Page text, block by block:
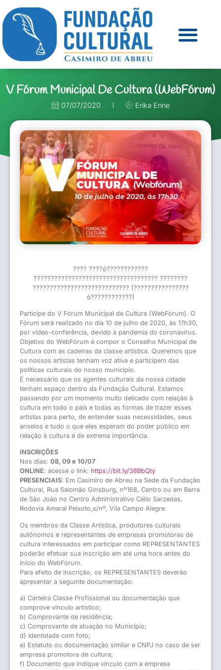
V Fórum Municipal De Cultura (WebFórum)
07/07/2020 Erika Enne
???? ????ó????????????
???????????????????????????????????? ????????
???????????????????????????? (????????????????
ó????????????)
Participe do V Fórum Municipal de Cultura (WebFórum). O
Fórum será realizado no dia 10 de julho de 2020, às 17h30,
por vídeo-conferência, devido à pandemia do coronavírus.
Objetivo do WebFórum é compor o Conselho Municipal de
Cultura com as cadeiras da classe artística. Queremos que
os nossos artistas tenham voz ativa e participem das
políticas culturais do nosso município.
É necessário que os agentes culturais da nossa cidade
tenham espaço dentro da Fundação Cultural. Estamos
passando por um momento muito delicado com relação à
cultura em todo o país e todas as formas de trazer esses
artistas para perto, de entender suas necessidades, seus
anseios e tudo o que eles esperam do poder público em
relação à cultura é de extrema importância.
INSCRIÇÕES
Nos dias: 08, 09 e 10/07
ONLINE: acesse o link: https://bit.ly/38BbQty
PRESENCIAIS: Em Casimiro de Abreu na Sede da Fundação
Cultural, Rua Salomão Ginsburg, nº168, Centro ou em Barra
de São João no Centro Administrativo Célio Sarzedas,
Rodovia Amaral Peixoto,s/nº, Vila Campo Alegre.
Os membros da Classe Artística, produtores culturais
autônomos e representantes de empresas promotoras de
cultura interessados em participar como REPRESENTANTES
poderão efetuar sua inscrição em até uma hora antes do
início do WebFórum.
Para efeito de inscrição, os REPRESENTANTES deverão
apresentar a seguinte documentação:
a) Carteira Classe Profissional ou documentação que
comprove vínculo artístico;
b) Comprovante de residência;
c) Comprovante de atuação no Município;
d) Identidade com foto;
e) Estatuto ou documentação similar e CNPJ no caso de ser
empresa promotora de cultura;
f) Documento que indique vínculo com a empresa